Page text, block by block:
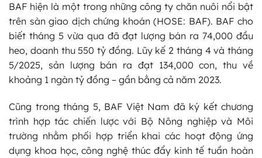
BAF hiện là một trong những công ty chăn nuôi nổi bật
trên sàn giao dịch chứng khoán (HOSE: BAF). BAF cho
biết tháng 5 vừa qua đã đạt lượng bán ra 74,000 đầu
heo, doanh thu 550 tỷ đồng. Lũy kế 2 tháng 4 và tháng
5/2025, sản lượng bán ra đạt 134,000 con, thu về
khoảng 1 ngàn tỷ đồng – gần bằng cả năm 2023.
Cũng trong tháng 5, BAF Việt Nam đã ký kết chương
trình hợp tác chiến lược với Bộ Nông nghiệp và Môi
trường nhằm phối hợp triển khai các hoạt động ứng
dụng khoa học, công nghệ thúc đẩy kinh tế tuần hoàn